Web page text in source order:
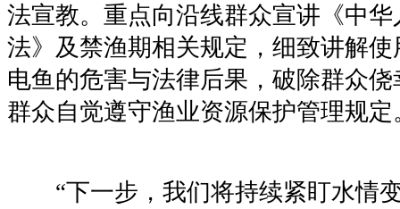
法宣教。重点向沿线群众宣讲《中
法》及禁渔期相关规定，细致讲解
电鱼的危害与法律后果，破除群众
群众自觉遵守渔业资源保护管理规定
“下一步，我们将持续紧盯水情